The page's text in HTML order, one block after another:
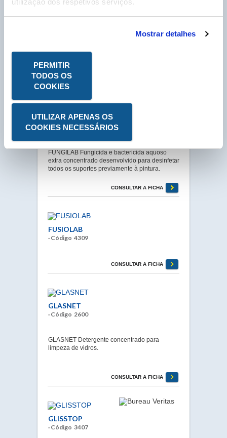
utilização dos respetivos serviços.
Mostrar detalhes
PERMITIR
TODOS OS
COOKIES
UTILIZAR APENAS OS
COOKIES NECESSÁRIOS
FOURNET Desengordurante fortemente
gorduras secas e queimadas.
FUNGILAB
FUNGILAB Fungicida e bactericida aquoso
extra concentrado desenvolvido para desinfetar
todos os suportes previamente à pintura.
CONSULTAR A FICHA
FUSIOLAB
· Código 4309
CONSULTAR A FICHA
GLASNET
· Código 2600
GLASNET Detergente concentrado para
limpeza de vidros.
CONSULTAR A FICHA
GLISSTOP
· Código 3407